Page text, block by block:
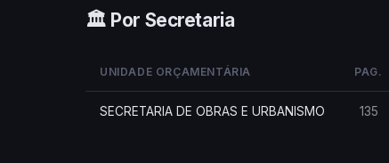
🏛️ Por Secretaria
UNIDADE ORÇAMENTÁRIA PAG.
SECRETARIA DE OBRAS E URBANISMO 135